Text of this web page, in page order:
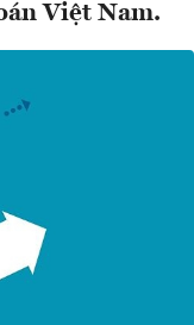
Việt Nam.